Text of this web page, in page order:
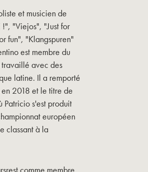
et musicien de
"Viejos", "Just for
fun", "Klangspuren"
est membre du
travaillé avec des
latine. Il a remporté
2018 et le titre de
s'est produit
européen
classant à la